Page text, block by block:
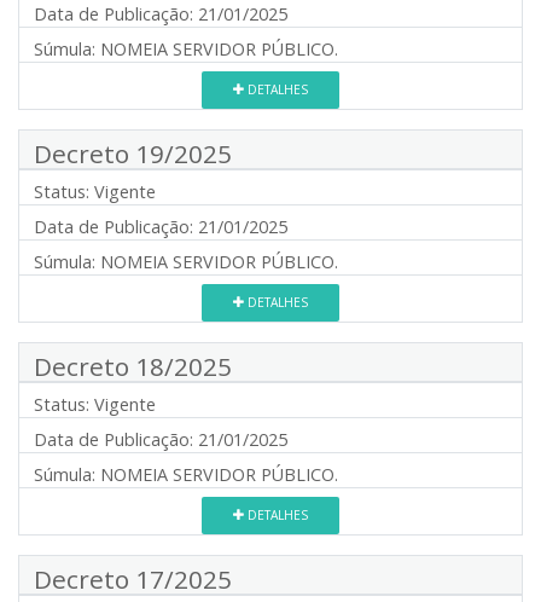
Data de Publicação: 21/01/2025
Súmula: NOMEIA SERVIDOR PÚBLICO.
DETALHES
Decreto 19/2025
Status: Vigente
Data de Publicação: 21/01/2025
Súmula: NOMEIA SERVIDOR PÚBLICO.
DETALHES
Decreto 18/2025
Status: Vigente
Data de Publicação: 21/01/2025
Súmula: NOMEIA SERVIDOR PÚBLICO.
DETALHES
Decreto 17/2025